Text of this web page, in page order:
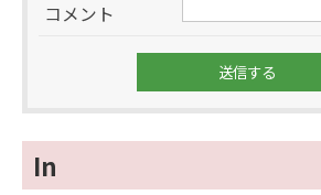
コメント
In